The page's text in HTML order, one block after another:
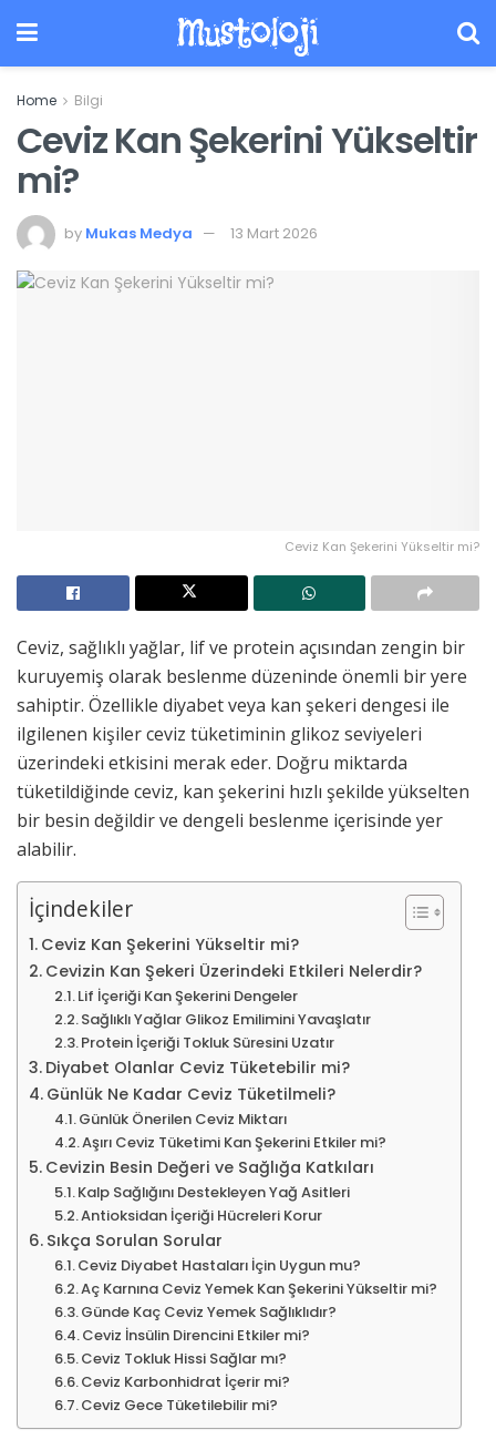
Mustoloji
Home Bilgi
Ceviz Kan Şekerini Yükseltir
mi?
by Mukas Medya 13 Mart 2026
Ceviz Kan Şekerini Yükseltir mi?
Ceviz, sağlıklı yağlar, lif ve protein açısından zengin bir
kuruyemiş olarak beslenme düzeninde önemli bir yere
sahiptir. Özellikle diyabet veya kan şekeri dengesi ile
ilgilenen kişiler ceviz tüketiminin glikoz seviyeleri
üzerindeki etkisini merak eder. Doğru miktarda
tüketildiğinde ceviz, kan şekerini hızlı şekilde yükselten
bir besin değildir ve dengeli beslenme içerisinde yer
alabilir.
İçindekiler
Ceviz Kan Şekerini Yükseltir mi?
Cevizin Kan Şekeri Üzerindeki Etkileri Nelerdir?
Lif İçeriği Kan Şekerini Dengeler
Sağlıklı Yağlar Glikoz Emilimini Yavaşlatır
Protein İçeriği Tokluk Süresini Uzatır
Diyabet Olanlar Ceviz Tüketebilir mi?
Günlük Ne Kadar Ceviz Tüketilmeli?
Günlük Önerilen Ceviz Miktarı
Aşırı Ceviz Tüketimi Kan Şekerini Etkiler mi?
Cevizin Besin Değeri ve Sağlığa Katkıları
Kalp Sağlığını Destekleyen Yağ Asitleri
Antioksidan İçeriği Hücreleri Korur
Sıkça Sorulan Sorular
Ceviz Diyabet Hastaları İçin Uygun mu?
Aç Karnına Ceviz Yemek Kan Şekerini Yükseltir mi?
Günde Kaç Ceviz Yemek Sağlıklıdır?
Ceviz İnsülin Direncini Etkiler mi?
Ceviz Tokluk Hissi Sağlar mı?
Ceviz Karbonhidrat İçerir mi?
Ceviz Gece Tüketilebilir mi?